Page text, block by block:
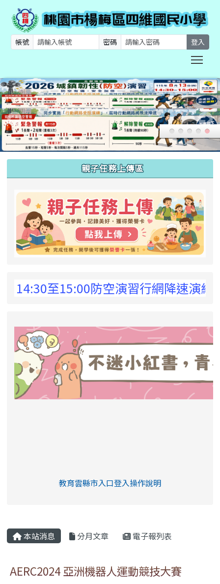
帳號 密碼 登入
親子任務上傳區
15:00防空演習行網降速演練，請預
link to https://eliteracy.edu.tw/Shorts/
教育雲縣市入口登入操作說明
本站消息 分月文章 電子報列表
AERC2024 亞洲機器人運動競技大賽